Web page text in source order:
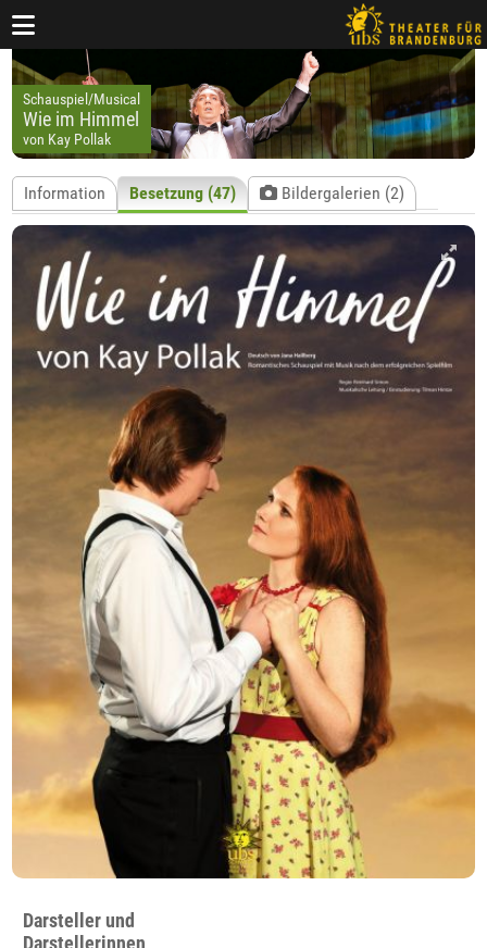
Schauspiel/Musical
Wie im Himmel
von Kay Pollak
Information Besetzung (47) Bildergalerien (2)
Darsteller und
Darstellerinnen